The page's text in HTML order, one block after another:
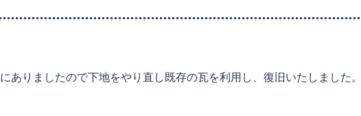
りましたので下地をやり直し既存の瓦を利用し、復旧いたしました。